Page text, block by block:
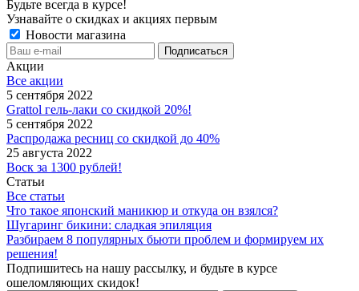
Будьте всегда в курсе!
Узнавайте о скидках и акциях первым
Новости магазина
Акции
Все акции
5 сентября 2022
Grattol гель-лаки со скидкой 20%!
5 сентября 2022
Распродажа ресниц со скидкой до 40%
25 августа 2022
Воск за 1300 рублей!
Статьи
Все статьи
Что такое японский маникюр и откуда он взялся?
Шугаринг бикини: сладкая эпиляция
Разбираем 8 популярных бьюти проблем и формируем их
решения!
Подпишитесь на нашу рассылку, и будьте в курсе
ошеломляющих скидок!